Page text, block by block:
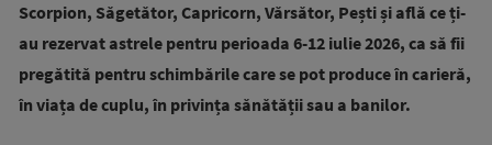
Scorpion, Săgetător, Capricorn, Vărsător, Pești și află ce ți-
au rezervat astrele pentru perioada 6-12 iulie 2026, ca să fii
pregătită pentru schimbările care se pot produce în carieră,
în viața de cuplu, în privința sănătății sau a banilor.